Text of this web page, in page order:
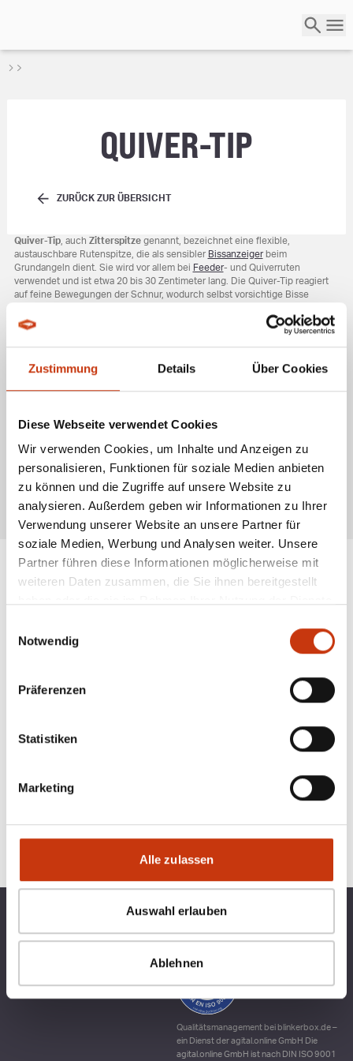
Zustimmung Details Über Cookies
Diese Webseite verwendet Cookies
Wir verwenden Cookies, um Inhalte und Anzeigen zu
personalisieren, Funktionen für soziale Medien anbieten
zu können und die Zugriffe auf unsere Website zu
analysieren. Außerdem geben wir Informationen zu Ihrer
Verwendung unserer Website an unsere Partner für
soziale Medien, Werbung und Analysen weiter. Unsere
Partner führen diese Informationen möglicherweise mit
weiteren Daten zusammen, die Sie ihnen bereitgestellt
Notwendig
Präferenzen
Statistiken
Marketing
Alle zulassen
Auswahl erlauben
Ablehnen
QUIVER-TIP
ZURÜCK ZUR ÜBERSICHT
Quiver-Tip, auch Zitterspitzegenannt, bezeichnet eine flexible,
austauschbare Rutenspitze, die als sensibler Bissanzeigerbeim
Grundangeln dient. Sie wird vor allem bei Feeder- und Quiverruten
verwendet und ist etwa 20 bis 30 Zentimeter lang. Die Quiver-Tip reagiert
auf feine Bewegungen der Schnur, wodurch selbst vorsichtige Bisse
Je nach Angelbedingungen und Zielfisch sind Quiver-Tips in
strömungsreichen Gewässern oder beim Angeln auf größere Fische
Der Vorteil der Quiver-Tip liegt in ihrer hohen Sensibilität und Vielseitigkeit.
Durch den einfachen Austausch der Spitzen kann die Rute flexibel an
verschiedene Situationen angepasst werden. Diese Technik ermöglicht es
Anglern, präzise Bisse zu erkennen und schneller auf das Verhalten des
Fisches zu reagieren.
* Alle Preise inkl. gesetzl. Mehrwertsteuer zzgl. Versandkosten, wenn nicht anders
ANGESAGTE
Qualitätsmanagement bei blinkerbox.de –
ein Dienst der agital.online GmbH Die
agital.online GmbH ist nach DIN ISO 9001